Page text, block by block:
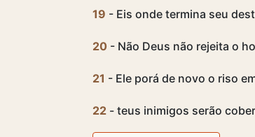
19 - Eis onde termina seu
20 - Não Deus não rejeita o
21 - Ele porá de novo o riso
22 - teus inimigos serão